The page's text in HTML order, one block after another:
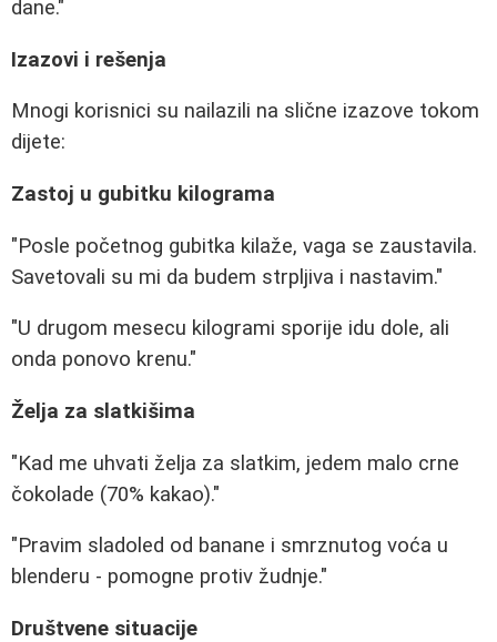
dane."
Izazovi i rešenja
Mnogi korisnici su nailazili na slične izazove tokom
dijete:
Zastoj u gubitku kilograma
"Posle početnog gubitka kilaže, vaga se zaustavila.
Savetovali su mi da budem strpljiva i nastavim."
"U drugom mesecu kilogrami sporije idu dole, ali
onda ponovo krenu."
Želja za slatkišima
"Kad me uhvati želja za slatkim, jedem malo crne
čokolade (70% kakao)."
"Pravim sladoled od banane i smrznutog voća u
blenderu - pomogne protiv žudnje."
Društvene situacije